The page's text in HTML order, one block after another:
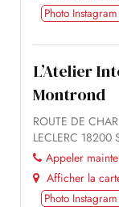
L’Atelier
Montrond
ROUTE DE
LECLERC 18200
Appeler
Afficher la
Photo